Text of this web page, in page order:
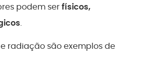
podem serfísicos,
.
radiação são exemplos de